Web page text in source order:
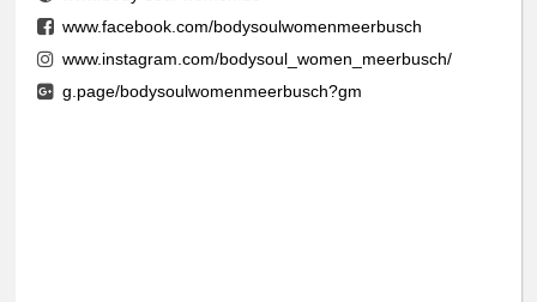
www.facebook.com/bodysoulwomenmeerbusch
www.instagram.com/bodysoul_women_meerbusch/
g.page/bodysoulwomenmeerbusch?gm